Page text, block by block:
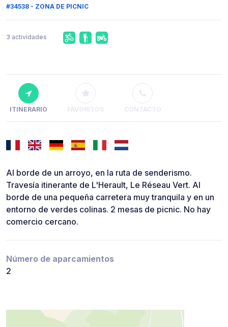
#34538 - ZONA DE PICNIC
3 actividades
ITINERARIO FAVORITOS CONTACTO
Al borde de un arroyo, en la ruta de senderismo.
Travesía itinerante de L'Herault, Le Réseau Vert. Al
borde de una pequeña carretera muy tranquila y en un
entorno de verdes colinas. 2 mesas de picnic. No hay
comercio cercano.
Número de aparcamientos
2